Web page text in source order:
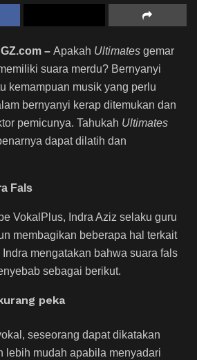
– Apakah Ultimates gemar
suara merdu? Bernyanyi
kemampuan musik yang perlu
bernyanyi kerap ditemukan dan
pemicunya. Tahukah Ultimates
dapat dilatih dan
Fals
VokalPlus, Indra Aziz selaku guru
membagikan beberapa hal terkait
mengatakan bahwa suara fals
sebagai berikut.
peka
seseorang dapat dikatakan
lebih mudah apabila menyadari